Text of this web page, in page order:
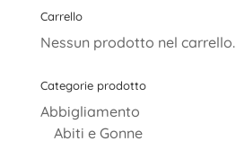
Carrello
Nessun prodotto nel carrello.
Categorie prodotto
Abbigliamento
Abiti e Gonne